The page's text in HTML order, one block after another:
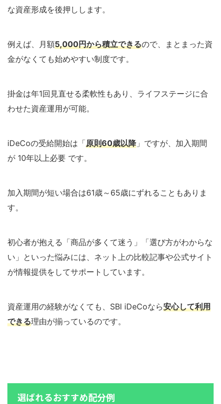
な資産形成を後押しします。
例えば、月額5,000円から積立できるので、まとまった資
金がなくても始めやすい制度です。
掛金は年1回見直せる柔軟性もあり、ライフステージに合
わせた資産運用が可能。
iDeCoの受給開始は「原則60歳以降 」ですが、加入期間
が 10年以上必要 です。
加入期間が短い場合は61歳～65歳にずれることもありま
す。
初心者が抱える「商品が多くて迷う」「選び方がわからな
い」といった悩みには、ネット上の比較記事や公式サイト
が情報提供をしてサポートしています。
資産運用の経験がなくても、SBI iDeCoなら安心して利用
できる理由が揃っているのです。
選ばれるおすすめ配分例